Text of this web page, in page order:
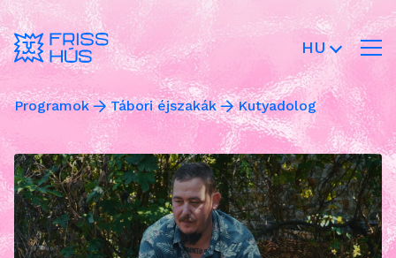
HU
Programok Tábori éjszakák Kutyadolog